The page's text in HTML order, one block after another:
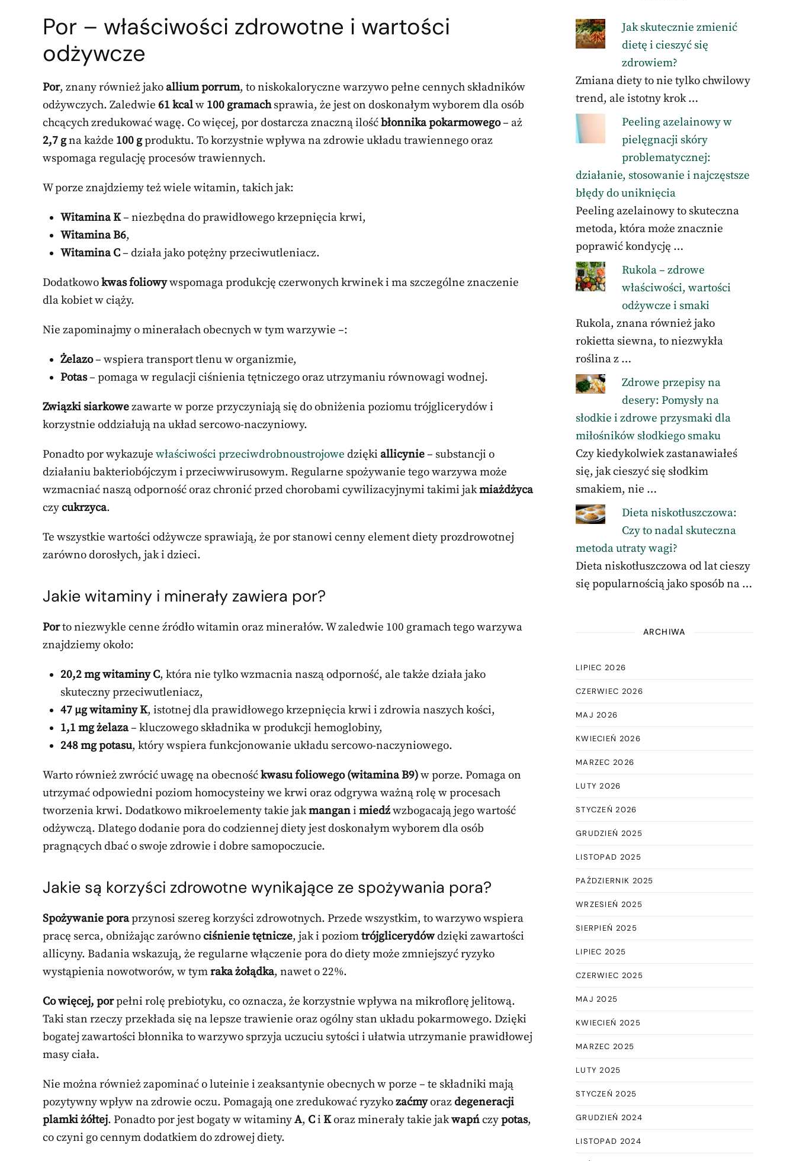
Por – właściwości zdrowotne i wartości
odżywcze
Por, znany również jakoallium porrum, to niskokaloryczne warzywo pełne cennych składników
odżywczych. Zaledwie 61 kcalw 100 gramachsprawia, że jest on doskonałym wyborem dla osób
chcących zredukować wagę. Co więcej, por dostarcza znaczną ilośćbłonnika pokarmowego– aż
2,7 gna każde 100 gproduktu. To korzystnie wpływa na zdrowie układu trawiennego oraz
wspomaga regulację procesów trawiennych.
W porze znajdziemy też wiele witamin, takich jak:
Witamina K– niezbędna do prawidłowego krzepnięcia krwi,
Witamina B6,
Witamina C– działa jako potężny przeciwutleniacz.
Dodatkowokwas foliowywspomaga produkcję czerwonych krwinek i ma szczególne znaczenie
dla kobiet w ciąży.
Nie zapominajmy o minerałach obecnych w tym warzywie –:
Żelazo– wspiera transport tlenu w organizmie,
Potas– pomaga w regulacji ciśnienia tętniczego oraz utrzymaniu równowagi wodnej.
Związki siarkowezawarte w porze przyczyniają się do obniżenia poziomu trójglicerydów i
korzystnie oddziałują na układ sercowo-naczyniowy.
Ponadto por wykazuje właściwości przeciwdrobnoustrojowe dzięki allicynie– substancji o
działaniu bakteriobójczym i przeciwwirusowym. Regularne spożywanie tego warzywa może
wzmacniać naszą odporność oraz chronić przed chorobami cywilizacyjnymi takimi jakmiażdżyca
czycukrzyca.
Te wszystkie wartości odżywcze sprawiają, że por stanowi cenny element diety prozdrowotnej
zarówno dorosłych, jak i dzieci.
Jakie witaminy i minerały zawiera por?
Porto niezwykle cenne źródło witamin oraz minerałów. W zaledwie 100 gramach tego warzywa
znajdziemy około:
20,2 mg witaminy C, która nie tylko wzmacnia naszą odporność, ale także działa jako
skuteczny przeciwutleniacz,
47 µg witaminy K, istotnej dla prawidłowego krzepnięcia krwi i zdrowia naszych kości,
1,1 mg żelaza– kluczowego składnika w produkcji hemoglobiny,
248 mg potasu, który wspiera funkcjonowanie układu sercowo-naczyniowego.
Warto również zwrócić uwagę na obecnośćkwasu foliowego (witamina B9)w porze. Pomaga on
utrzymać odpowiedni poziom homocysteiny we krwi oraz odgrywa ważną rolę w procesach
tworzenia krwi. Dodatkowo mikroelementy takie jakmangani miedźwzbogacają jego wartość
odżywczą. Dlatego dodanie pora do codziennej diety jest doskonałym wyborem dla osób
pragnących dbać o swoje zdrowie i dobre samopoczucie.
Jakie są korzyści zdrowotne wynikające ze spożywania pora?
Spożywanie poraprzynosi szereg korzyści zdrowotnych. Przede wszystkim, to warzywo wspiera
pracę serca, obniżając zarównociśnienie tętnicze, jak i poziomtrójglicerydówdzięki zawartości
allicyny. Badania wskazują, że regularne włączenie pora do diety może zmniejszyć ryzyko
wystąpienia nowotworów, w tymraka żołądka, nawet o 22%.
Co więcej, porpełni rolę prebiotyku, co oznacza, że korzystnie wpływa na mikroflorę jelitową.
Taki stan rzeczy przekłada się na lepsze trawienie oraz ogólny stan układu pokarmowego. Dzięki
bogatej zawartości błonnika to warzywo sprzyja uczuciu sytości i ułatwia utrzymanie prawidłowej
masy ciała.
Nie można również zapominać o luteinie i zeaksantynie obecnych w porze – te składniki mają
pozytywny wpływ na zdrowie oczu. Pomagają one zredukować ryzykozaćmyorazdegeneracji
plamki żółtej. Ponadto por jest bogaty w witaminyA, Ci Koraz minerały takie jakwapńczypotas,
co czyni go cennym dodatkiem do zdrowej diety.
Jak skutecznie zmienić
dietę i cieszyć się
zdrowiem?
Zmiana diety to nie tylko chwilowy
trend, ale istotny krok …
Peeling azelainowy w
pielęgnacji skóry
problematycznej:
działanie, stosowanie i najczęstsze
błędy do uniknięcia
Peeling azelainowy to skuteczna
metoda, która może znacznie
poprawić kondycję …
Rukola – zdrowe
właściwości, wartości
odżywcze i smaki
Rukola, znana również jako
rokietta siewna, to niezwykła
roślina z …
Zdrowe przepisy na
desery: Pomysły na
słodkie i zdrowe przysmaki dla
miłośników słodkiego smaku
Czy kiedykolwiek zastanawiałeś
się, jak cieszyć się słodkim
smakiem, nie …
Dieta niskotłuszczowa:
Czy to nadal skuteczna
metoda utraty wagi?
Dieta niskotłuszczowa od lat cieszy
się popularnością jako sposób na …
ARCHIWA
LIPIEC 2026
CZERWIEC 2026
MAJ 2026
KWIECIEŃ 2026
MARZEC 2026
LUTY 2026
STYCZEŃ 2026
GRUDZIEŃ 2025
LISTOPAD 2025
PAŹDZIERNIK 2025
WRZESIEŃ 2025
SIERPIEŃ 2025
LIPIEC 2025
CZERWIEC 2025
MAJ 2025
KWIECIEŃ 2025
MARZEC 2025
LUTY 2025
STYCZEŃ 2025
GRUDZIEŃ 2024
LISTOPAD 2024